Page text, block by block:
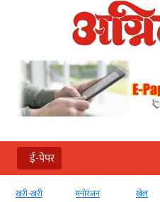
ई-पेपर
मनोरंजन खेल